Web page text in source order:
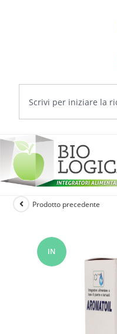
IN
Prodotto precedente